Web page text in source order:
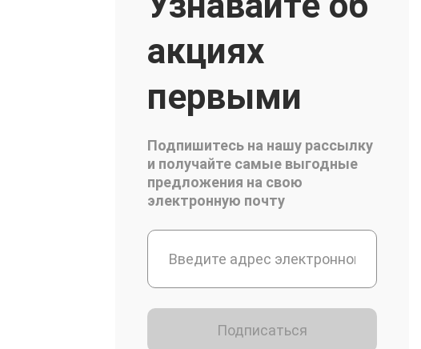
акциях
первыми
Подпишитесь на нашу рассылку
и получайте самые выгодные
предложения на свою
электронную почту
Подписаться